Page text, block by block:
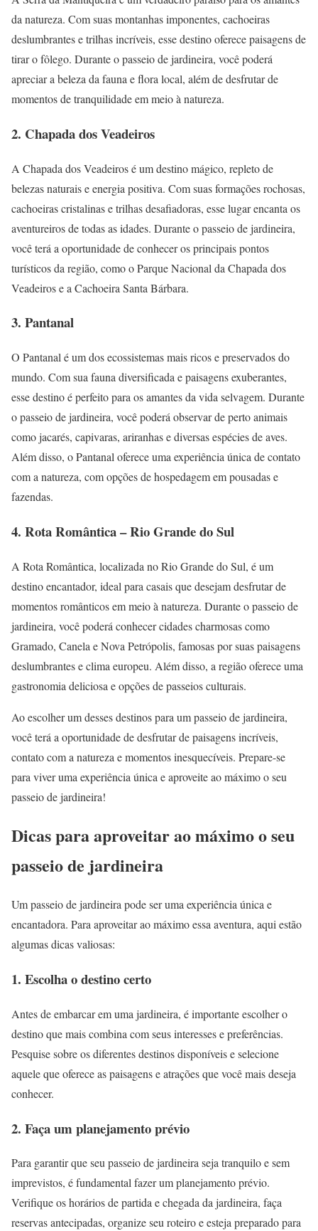
da natureza. Com suas montanhas imponentes, cachoeiras
deslumbrantes e trilhas incríveis, esse destino oferece paisagens de
tirar o fôlego. Durante o passeio de jardineira, você poderá
apreciar a beleza da fauna e flora local, além de desfrutar de
momentos de tranquilidade em meio à natureza.
2. Chapada dos Veadeiros
A Chapada dos Veadeiros é um destino mágico, repleto de
belezas naturais e energia positiva. Com suas formações rochosas,
cachoeiras cristalinas e trilhas desafiadoras, esse lugar encanta os
aventureiros de todas as idades. Durante o passeio de jardineira,
você terá a oportunidade de conhecer os principais pontos
turísticos da região, como o Parque Nacional da Chapada dos
Veadeiros e a Cachoeira Santa Bárbara.
3. Pantanal
O Pantanal é um dos ecossistemas mais ricos e preservados do
mundo. Com sua fauna diversificada e paisagens exuberantes,
esse destino é perfeito para os amantes da vida selvagem. Durante
o passeio de jardineira, você poderá observar de perto animais
como jacarés, capivaras, ariranhas e diversas espécies de aves.
Além disso, o Pantanal oferece uma experiência única de contato
com a natureza, com opções de hospedagem em pousadas e
fazendas.
4. Rota Romântica – Rio Grande do Sul
A Rota Romântica, localizada no Rio Grande do Sul, é um
destino encantador, ideal para casais que desejam desfrutar de
momentos românticos em meio à natureza. Durante o passeio de
jardineira, você poderá conhecer cidades charmosas como
Gramado, Canela e Nova Petrópolis, famosas por suas paisagens
deslumbrantes e clima europeu. Além disso, a região oferece uma
gastronomia deliciosa e opções de passeios culturais.
Ao escolher um desses destinos para um passeio de jardineira,
você terá a oportunidade de desfrutar de paisagens incríveis,
contato com a natureza e momentos inesquecíveis. Prepare-se
para viver uma experiência única e aproveite ao máximo o seu
passeio de jardineira!
Dicas para aproveitar ao máximo o seu
passeio de jardineira
Um passeio de jardineira pode ser uma experiência única e
encantadora. Para aproveitar ao máximo essa aventura, aqui estão
algumas dicas valiosas:
1. Escolha o destino certo
Antes de embarcar em uma jardineira, é importante escolher o
destino que mais combina com seus interesses e preferências.
Pesquise sobre os diferentes destinos disponíveis e selecione
aquele que oferece as paisagens e atrações que você mais deseja
conhecer.
2. Faça um planejamento prévio
Para garantir que seu passeio de jardineira seja tranquilo e sem
imprevistos, é fundamental fazer um planejamento prévio.
Verifique os horários de partida e chegada da jardineira, faça
reservas antecipadas, organize seu roteiro e esteja preparado para